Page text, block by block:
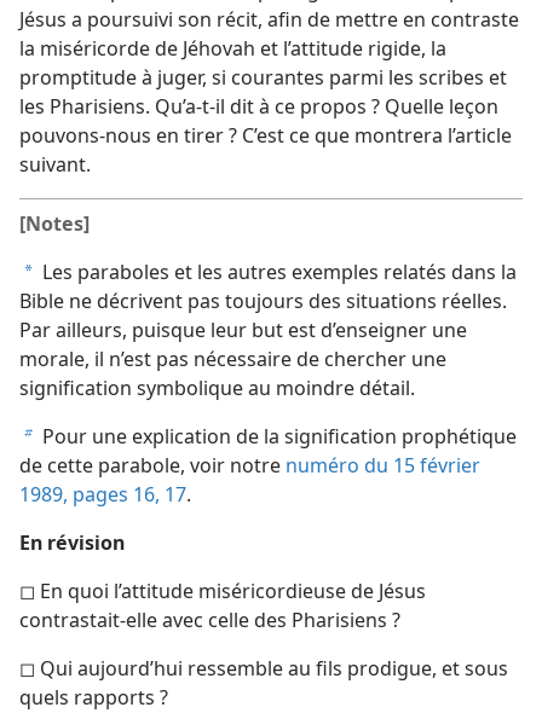
Jésus a poursuivi son récit, afin de mettre en contraste
la miséricorde de Jéhovah et l’attitude rigide, la
promptitude à juger, si courantes parmi les scribes et
les Pharisiens. Qu’a-​t-​il dit à ce propos ? Quelle leçon
pouvons-​nous en tirer ? C’est ce que montrera l’article
suivant.
[Notes]
a Les paraboles et les autres exemples relatés dans la
Bible ne décrivent pas toujours des situations réelles.
Par ailleurs, puisque leur but est d’enseigner une
morale, il n’est pas nécessaire de chercher une
signification symbolique au moindre détail.
b Pour une explication de la signification prophétique
de cette parabole, voir notre numéro du 15 février
1989, pages 16, 17.
En révision
◻ En quoi l’attitude miséricordieuse de Jésus
contrastait-​elle avec celle des Pharisiens ?
◻ Qui aujourd’hui ressemble au fils prodigue, et sous
quels rapports ?